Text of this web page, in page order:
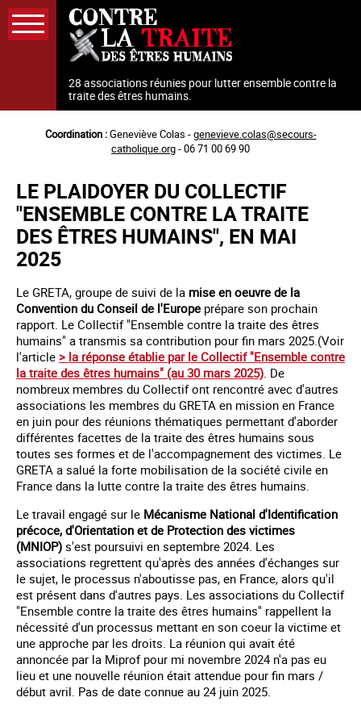
Aller
au
contenu
28 associations réunies pour lutter ensemble contre la
traite des êtres humains.
Coordination :Geneviève Colas -genevieve.colas@secours-
catholique.org- 06 71 00 69 90
LE PLAIDOYER DU COLLECTIF
"ENSEMBLE CONTRE LA TRAITE
DES ÊTRES HUMAINS", EN MAI
2025
Le GRETA, groupe de suivi de la mise en oeuvre de la
Convention du Conseil de l'Europe prépare son prochain
rapport. Le Collectif "Ensemble contre la traite des êtres
humains" a transmis sa contribution pour fin mars 2025.(Voir
l'article > la réponse établie par le Collectif "Ensemble contre
la traite des êtres humains" (au 30 mars 2025) . De
nombreux membres du Collectif ont rencontré avec d'autres
associations les membres du GRETA en mission en France
en juin pour des réunions thématiques permettant d'aborder
différentes facettes de la traite des êtres humains sous
toutes ses formes et de l'accompagnement des victimes. Le
GRETA a salué la forte mobilisation de la société civile en
France dans la lutte contre la traite des êtres humains.
Le travail engagé sur le Mécanisme National d'Identification
précoce, d'Orientation et de Protection des victimes
(MNIOP) s'est poursuivi en septembre 2024. Les
associations regrettent qu'après des années d'échanges sur
le sujet, le processus n'aboutisse pas, en France, alors qu'il
est présent dans d'autres pays. Les associations du Collectif
"Ensemble contre la traite des êtres humains" rappellent la
nécessité d'un processus mettant en son coeur la victime et
une approche par les droits. La réunion qui avait été
annoncée par la Miprof pour mi novembre 2024 n'a pas eu
lieu et une nouvelle réunion était attendue pour fin mars /
début avril. Pas de date connue au 24 juin 2025.